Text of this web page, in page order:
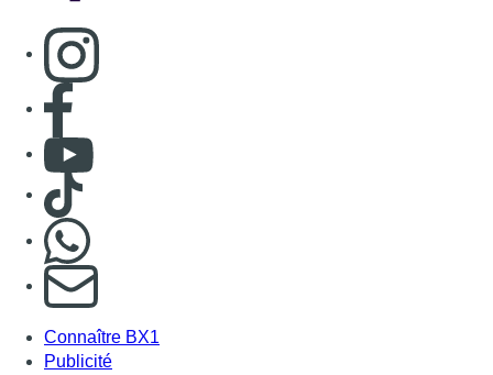
Consulter page Instagram
Consulter page Facebook
Consulter Youtube
Consulter TikTok
S'abonner à notre newsletter
Connaître BX1
Publicité